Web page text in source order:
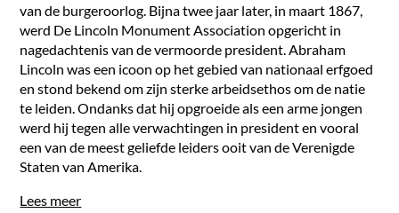
van de burgeroorlog. Bijna twee jaar later, in maart 1867,
werd De Lincoln Monument Association opgericht in
nagedachtenis van de vermoorde president. Abraham
Lincoln was een icoon op het gebied van nationaal erfgoed
en stond bekend om zijn sterke arbeidsethos om de natie
te leiden. Ondanks dat hij opgroeide als een arme jongen
werd hij tegen alle verwachtingen in president en vooral
een van de meest geliefde leiders ooit van de Verenigde
Staten van Amerika.
Lees meer